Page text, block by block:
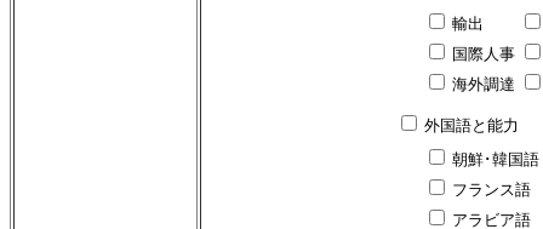
輸出
国際人事
海外調達
外国語と能力
朝鮮･韓国語
フランス語
アラビア語